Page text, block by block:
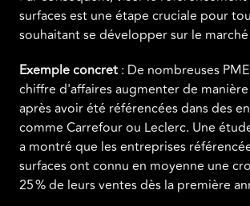
surfaces est une étape cruciale pour
souhaitant se développer sur le
Exemple concret : De nombreuses
chiffre d'affaires augmenter de
après avoir été référencées dans des
comme Carrefour ou Leclerc. Une
a montré que les entreprises
surfaces ont connu en moyenne une
25 % de leurs ventes dès la première